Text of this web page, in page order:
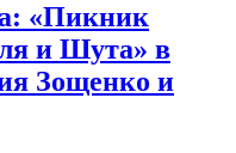
«Пикник
и Шута» в
Зощенко и